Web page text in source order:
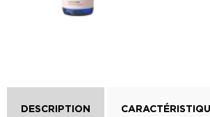
DESCRIPTION